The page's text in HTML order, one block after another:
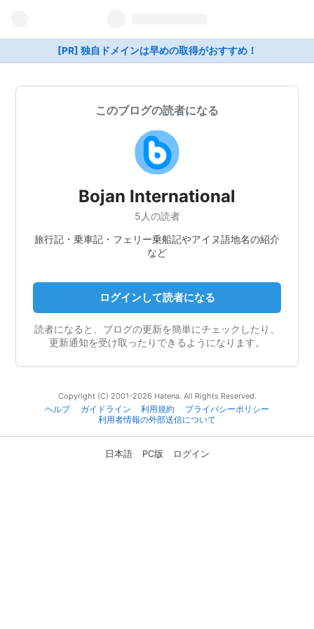
[PR] 独自ドメインは早めの取得がおすすめ！
このブログの読者になる
Bojan International
5人の読者
旅行記・乗車記・フェリー乗船記やアイヌ語地名の紹介
など
ログインして読者になる
読者になると、ブログの更新を簡単にチェックしたり、
更新通知を受け取ったりできるようになります。
Copyright (C) 2001-2026 Hatena. All Rights Reserved.
ヘルプ
ガイドライン 利用規約
プライバシーポリシー
利用者情報の外部送信について
日本語 PC版 ログイン